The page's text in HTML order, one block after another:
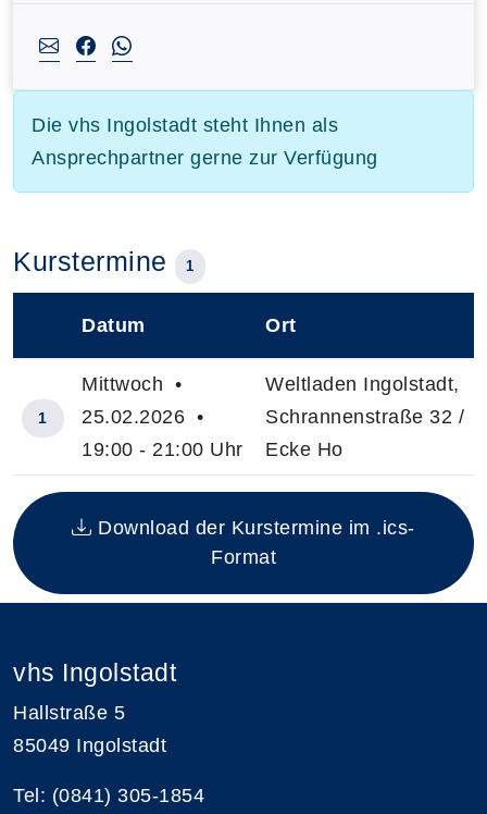
Die vhs Ingolstadt steht Ihnen als
Ansprechpartner gerne zur Verfügung
Kurstermine 1
Insgesamt gibt es 1 Termine zum diesen Kurs
Datum Ort
1
Mittwoch •
25.02.2026 •
19:00 - 21:00 Uhr
Weltladen Ingolstadt,
Schrannenstraße 32 /
Ecke Ho
Download der Kurstermine im .ics-
Format
vhs Ingolstadt
Hallstraße 5
85049 Ingolstadt
Tel: (0841) 305-1854